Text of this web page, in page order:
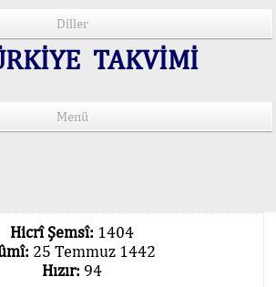
Diller
TAKVİMİ
Menü
Hicrî Şemsî: 1404
25 Temmuz 1442
Hızır: 94